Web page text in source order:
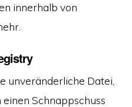
innerhalb von
unveränderliche Datei,
Schnappschuss